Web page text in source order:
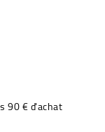
90 € d'achat